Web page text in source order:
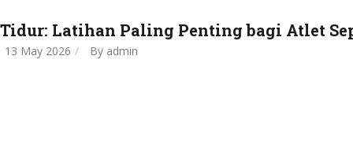
Tidur: Latihan Paling Penting bagi Atlet
13 May 2026 By admin